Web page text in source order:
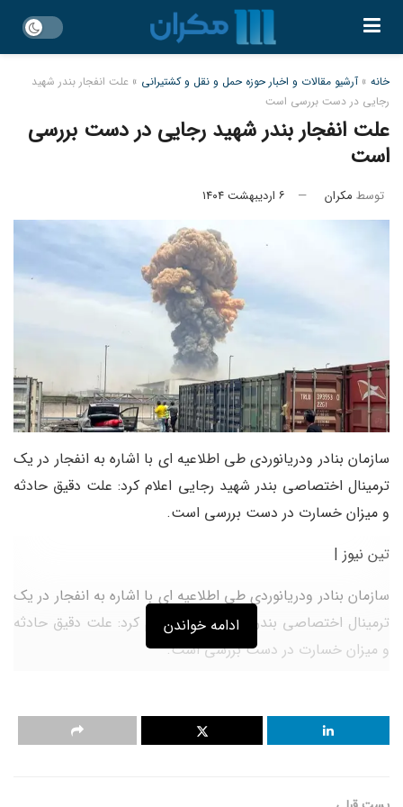
خانه » آرشیو مقالات و اخبار حوزه حمل و نقل و کشتیرانی » علت انفجار بندر شهید
رجایی در دست بررسی است
علت انفجار بندر شهید رجایی در دست بررسی
است
توسط مکران ۶ اردیبهشت ۱۴۰۴
سازمان بنادر ودریانوردی طی اطلاعیه ای با اشاره به انفجار در یک
ترمینال اختصاصی بندر شهید رجایی اعلام کرد: علت دقیق حادثه
و میزان خسارت در دست بررسی است.
تین نیوز |
سازمان بنادر ودریانوردی طی اطلاعیه ای با اشاره به انفجار در یک
ترمینال اختصاصی بندر شهید رجایی اعلام کرد: علت دقیق حادثه
و میزان خسارت در دست بررسی است.
شرح زیر است؛
ادامه خواندن